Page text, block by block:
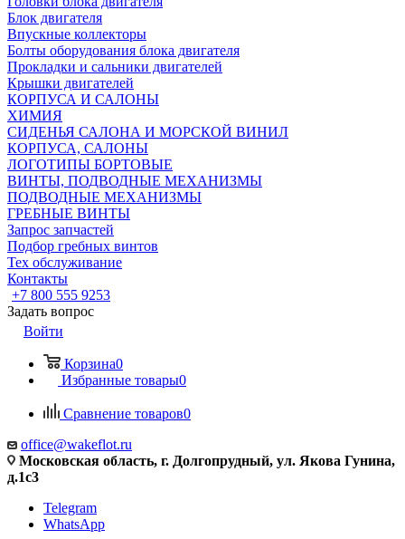
Блок двигателя
Впускные коллекторы
Болты оборудования блока двигателя
Прокладки и сальники двигателей
Крышки двигателей
КОРПУСА И САЛОНЫ
ХИМИЯ
СИДЕНЬЯ САЛОНА И МОРСКОЙ ВИНИЛ
КОРПУСА, САЛОНЫ
ЛОГОТИПЫ БОРТОВЫЕ
ВИНТЫ, ПОДВОДНЫЕ МЕХАНИЗМЫ
ПОДВОДНЫЕ МЕХАНИЗМЫ
ГРЕБНЫЕ ВИНТЫ
Запрос запчастей
Подбор гребных винтов
Тех обслуживание
Контакты
+7 800 555 9253
Задать вопрос
Войти
Корзина0
Избранные товары0
Сравнение товаров0
office@wakeflot.ru
Московская область, г. Долгопрудный, ул. Якова Гунина,
д.1с3
Telegram
WhatsApp